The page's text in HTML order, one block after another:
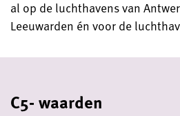
al op de luchthavens van
Leeuwarden én voor de
C5- waarden